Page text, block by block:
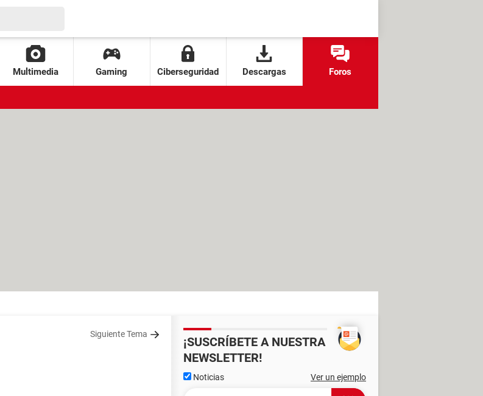
Multimedia Gaming Ciberseguridad Descargas Foros
Siguiente Tema
¡SUSCRÍBETE A NUESTRA
NEWSLETTER!
Noticias Ver un ejemplo